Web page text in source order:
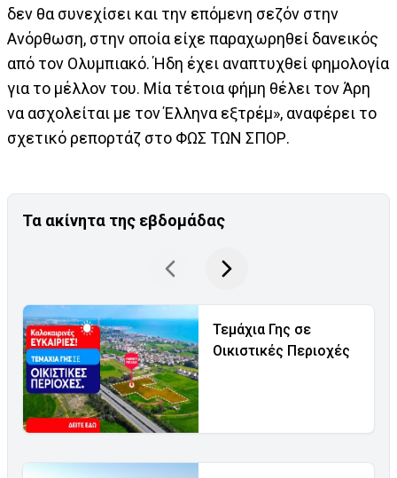
δεν θα συνεχίσει και την επόμενη σεζόν στην
Ανόρθωση, στην οποία είχε παραχωρηθεί δανεικός
από τον Ολυμπιακό. Ήδη έχει αναπτυχθεί φημολογία
για το μέλλον του. Μία τέτοια φήμη θέλει τον Άρη
να ασχολείται με τον Έλληνα εξτρέμ», αναφέρει το
σχετικό ρεπορτάζ στο ΦΩΣ ΤΩΝ ΣΠΟΡ.
Τα ακίνητα της εβδομάδας
Τεμάχια Γης σε
Οικιστικές Περιοχές